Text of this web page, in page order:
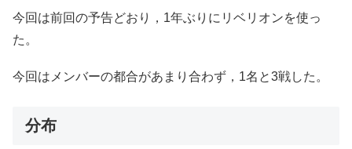
今回は前回の予告どおり，1年ぶりにリベリオンを使っ
た。
今回はメンバーの都合があまり合わず，1名と3戦した。
分布